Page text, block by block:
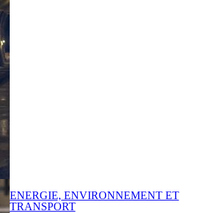
ENERGIE, ENVIRONNEMENT ET
TRANSPORT